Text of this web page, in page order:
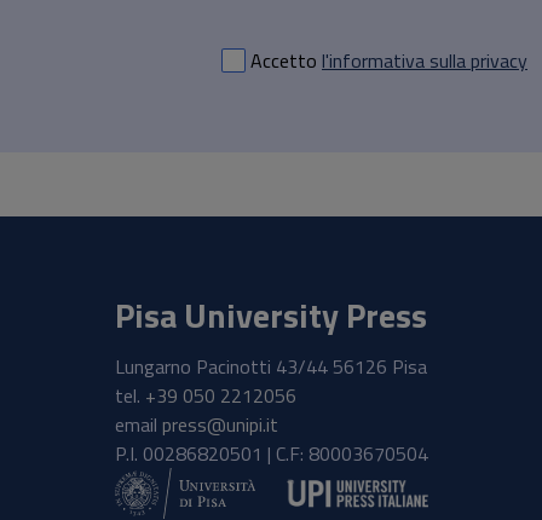
Accetto l'informativa sulla privacy
Pisa University Press
Lungarno Pacinotti 43/44 56126 Pisa
tel. +39 050 2212056
email press@unipi.it
P.I. 00286820501 | C.F: 80003670504